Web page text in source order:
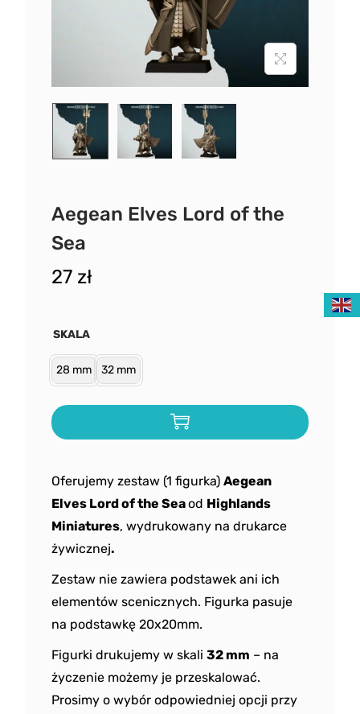
Aegean Elves Lord of the
Sea
27 zł
Oferujemy zestaw (1 figurka) Aegean
Elves Lord of the Seaod Highlands
Miniatures, wydrukowany na drukarce
żywicznej.
Zestaw nie zawiera podstawek ani ich
elementów scenicznych. Figurka pasuje
na podstawkę 20x20mm.
Figurki drukujemy w skali 32 mm – na
życzenie możemy je przeskalować.
Prosimy o wybór odpowiedniej opcji przy
SKALA
28 mm 32 mm